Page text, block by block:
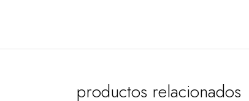
productos relacionados